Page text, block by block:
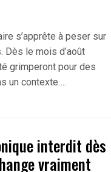
s’apprête à peser sur
Dès le mois d’août
grimperont pour des
un contexte….
interdit dès
vraiment